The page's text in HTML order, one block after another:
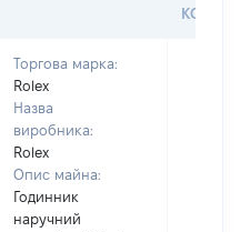
Торгова марка:
Rolex
Назва
виробника:
Rolex
Опис майна:
Годинник
наручний